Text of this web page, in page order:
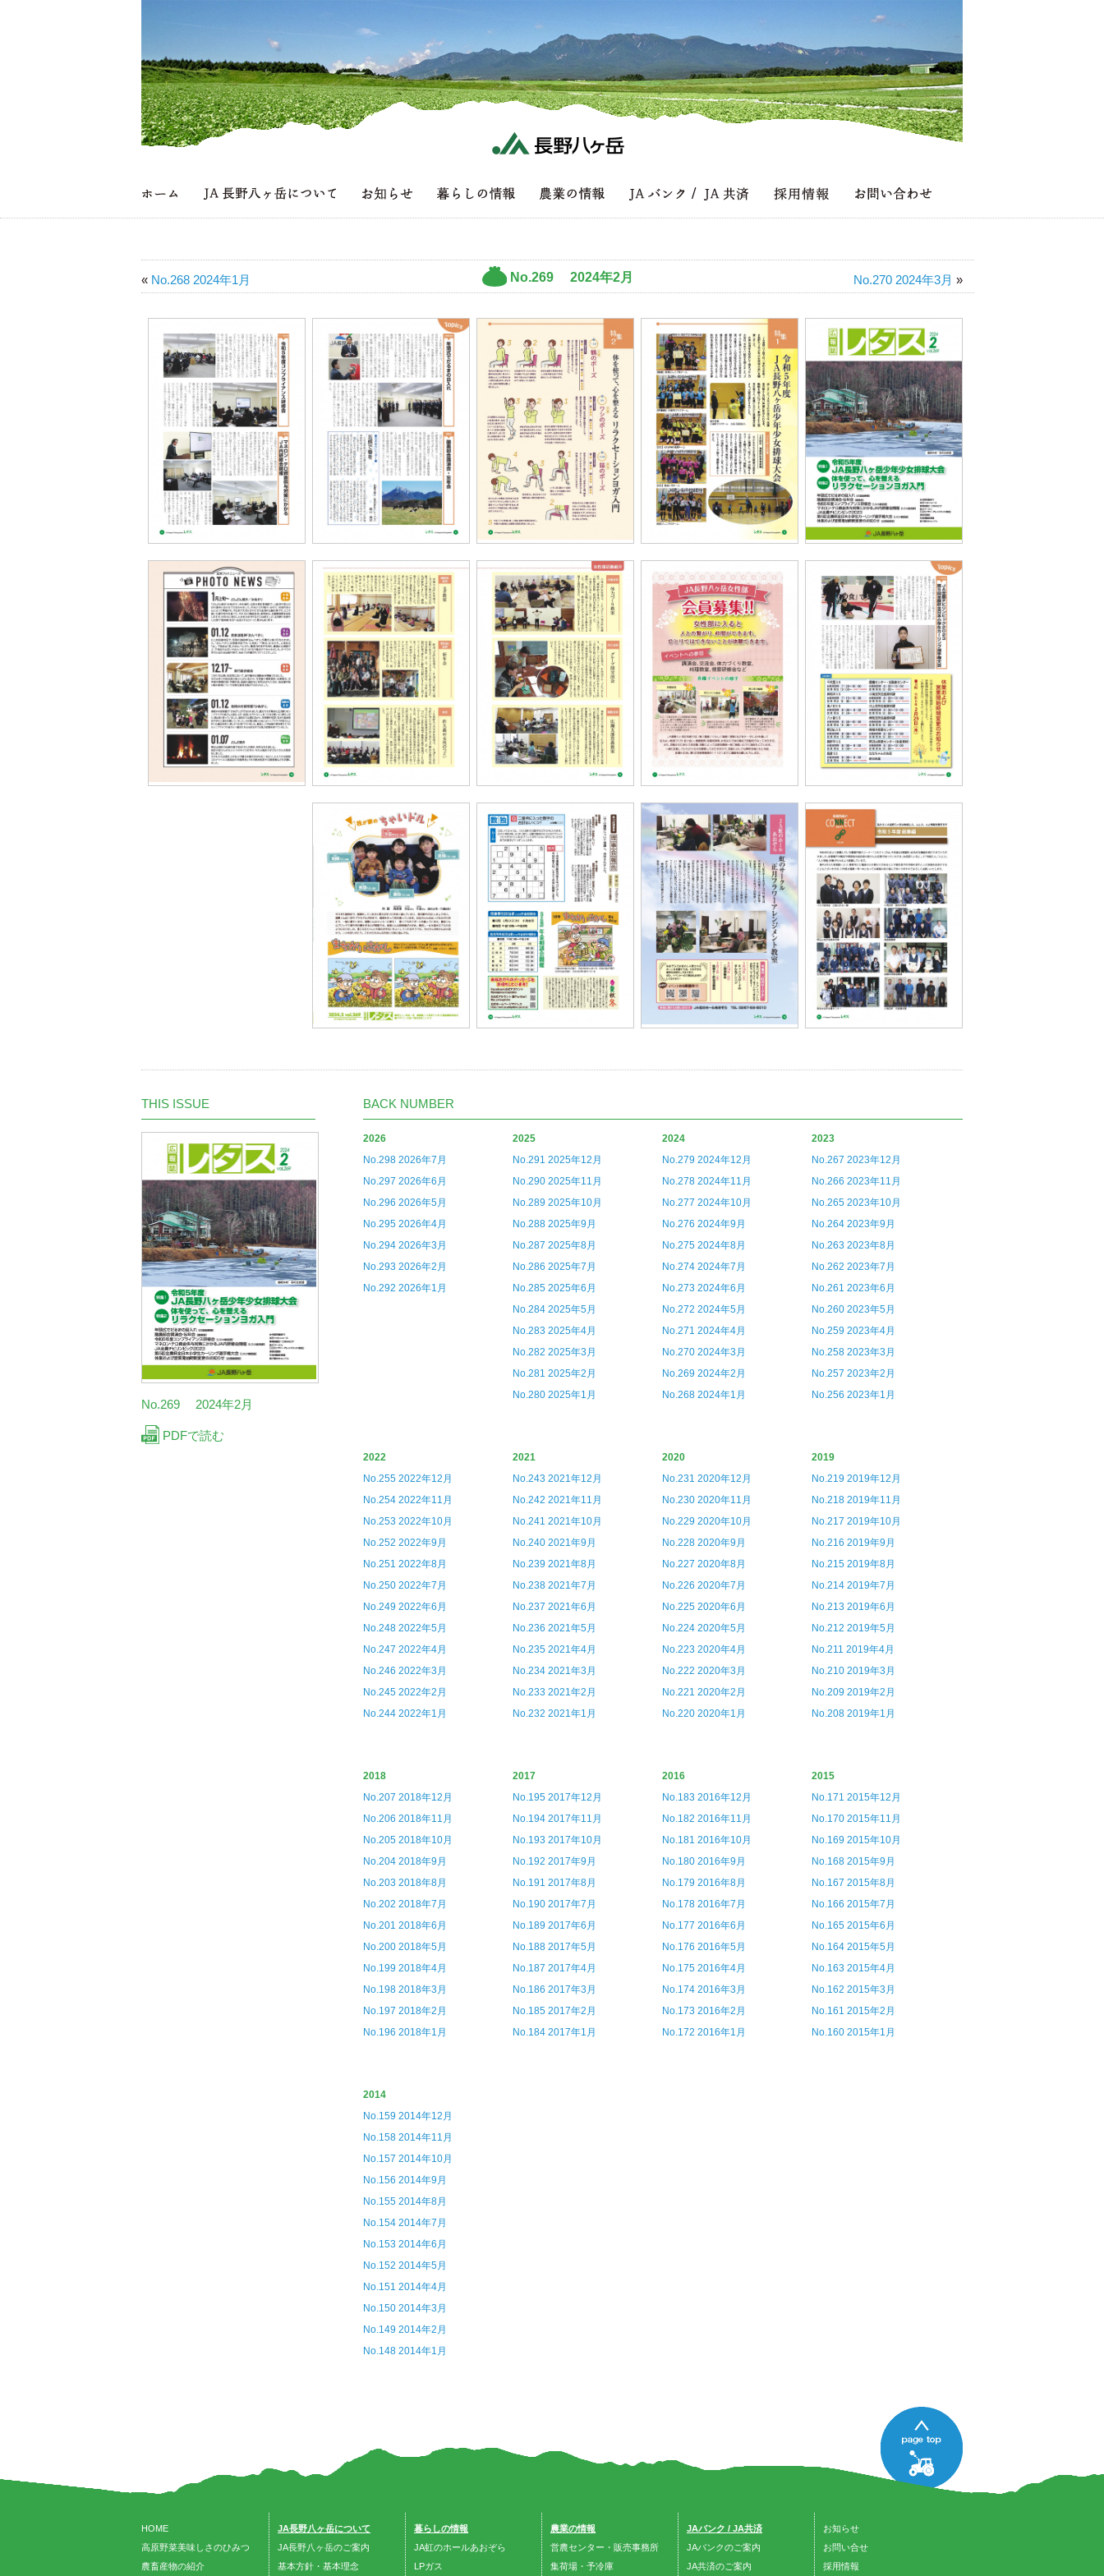
No.269 2024年2月 No.270 2024年3月 »
« No.268 2024年1月
THIS ISSUE
No.269 2024年2月
PDFで読む
BACK NUMBER
2026
No.298 2026年7月
No.297 2026年6月
No.296 2026年5月
No.295 2026年4月
No.294 2026年3月
No.293 2026年2月
No.292 2026年1月
2025
No.291 2025年12月
No.290 2025年11月
No.289 2025年10月
No.288 2025年9月
No.287 2025年8月
No.286 2025年7月
No.285 2025年6月
No.284 2025年5月
No.283 2025年4月
No.282 2025年3月
No.281 2025年2月
No.280 2025年1月
2024
No.279 2024年12月
No.278 2024年11月
No.277 2024年10月
No.276 2024年9月
No.275 2024年8月
No.274 2024年7月
No.273 2024年6月
No.272 2024年5月
No.271 2024年4月
No.270 2024年3月
No.269 2024年2月
No.268 2024年1月
2023
No.267 2023年12月
No.266 2023年11月
No.265 2023年10月
No.264 2023年9月
No.263 2023年8月
No.262 2023年7月
No.261 2023年6月
No.260 2023年5月
No.259 2023年4月
No.258 2023年3月
No.257 2023年2月
No.256 2023年1月
2022
No.255 2022年12月
No.254 2022年11月
No.253 2022年10月
No.252 2022年9月
No.251 2022年8月
No.250 2022年7月
No.249 2022年6月
No.248 2022年5月
No.247 2022年4月
No.246 2022年3月
No.245 2022年2月
No.244 2022年1月
2021
No.243 2021年12月
No.242 2021年11月
No.241 2021年10月
No.240 2021年9月
No.239 2021年8月
No.238 2021年7月
No.237 2021年6月
No.236 2021年5月
No.235 2021年4月
No.234 2021年3月
No.233 2021年2月
No.232 2021年1月
2020
No.231 2020年12月
No.230 2020年11月
No.229 2020年10月
No.228 2020年9月
No.227 2020年8月
No.226 2020年7月
No.225 2020年6月
No.224 2020年5月
No.223 2020年4月
No.222 2020年3月
No.221 2020年2月
No.220 2020年1月
2019
No.219 2019年12月
No.218 2019年11月
No.217 2019年10月
No.216 2019年9月
No.215 2019年8月
No.214 2019年7月
No.213 2019年6月
No.212 2019年5月
No.211 2019年4月
No.210 2019年3月
No.209 2019年2月
No.208 2019年1月
2018
No.207 2018年12月
No.206 2018年11月
No.205 2018年10月
No.204 2018年9月
No.203 2018年8月
No.202 2018年7月
No.201 2018年6月
No.200 2018年5月
No.199 2018年4月
No.198 2018年3月
No.197 2018年2月
No.196 2018年1月
2017
No.195 2017年12月
No.194 2017年11月
No.193 2017年10月
No.192 2017年9月
No.191 2017年8月
No.190 2017年7月
No.189 2017年6月
No.188 2017年5月
No.187 2017年4月
No.186 2017年3月
No.185 2017年2月
No.184 2017年1月
2016
No.183 2016年12月
No.182 2016年11月
No.181 2016年10月
No.180 2016年9月
No.179 2016年8月
No.178 2016年7月
No.177 2016年6月
No.176 2016年5月
No.175 2016年4月
No.174 2016年3月
No.173 2016年2月
No.172 2016年1月
2015
No.171 2015年12月
No.170 2015年11月
No.169 2015年10月
No.168 2015年9月
No.167 2015年8月
No.166 2015年7月
No.165 2015年6月
No.164 2015年5月
No.163 2015年4月
No.162 2015年3月
No.161 2015年2月
No.160 2015年1月
2014
No.159 2014年12月
No.158 2014年11月
No.157 2014年10月
No.156 2014年9月
No.155 2014年8月
No.154 2014年7月
No.153 2014年6月
No.152 2014年5月
No.151 2014年4月
No.150 2014年3月
No.149 2014年2月
No.148 2014年1月
HOME
高原野菜美味しさのひみつ
農畜産物の紹介
JA長野八ヶ岳について
JA長野八ヶ岳のご案内
基本方針・基本理念
暮らしの情報
JA虹のホールあおぞら
LPガス
農業の情報
営農センター・販売事務所
集荷場・予冷庫
JAバンク / JA共済
JAバンクのご案内
JA共済のご案内
お知らせ
お問い合せ
採用情報